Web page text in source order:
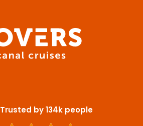
Trusted by 134k people